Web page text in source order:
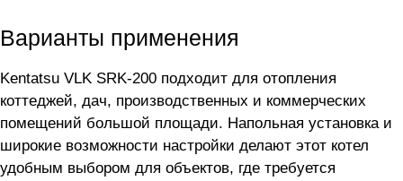
Варианты применения
Kentatsu VLK SRK-200 подходит для отопления
коттеджей, дач, производственных и коммерческих
помещений большой площади. Напольная установка и
широкие возможности настройки делают этот котел
удобным выбором для объектов, где требуется